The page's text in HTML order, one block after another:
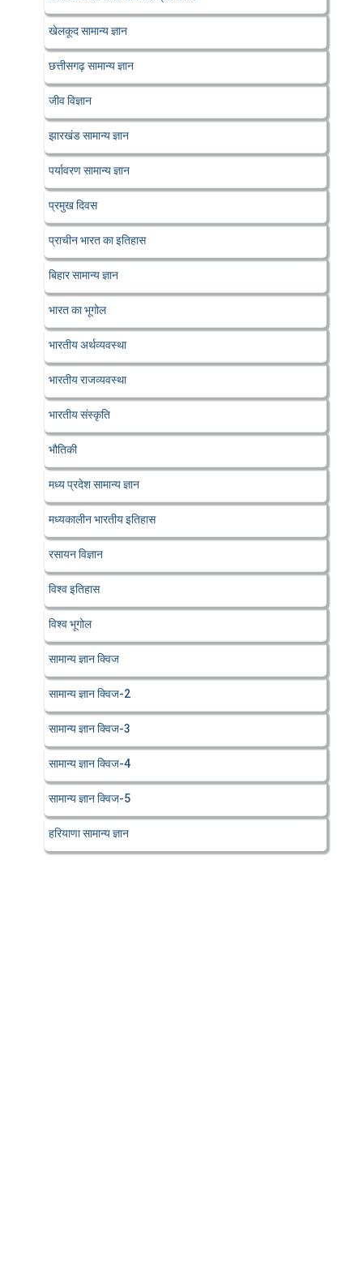
खेलकूद सामान्य ज्ञान
छत्तीसगढ़ सामान्य ज्ञान
जीव विज्ञान
झारखंड सामान्य ज्ञान
पर्यावरण सामान्य ज्ञान
प्रमुख दिवस
प्राचीन भारत का इतिहास
बिहार सामान्य ज्ञान
भारत का भूगोल
भारतीय अर्थव्यवस्था
भारतीय राजव्यवस्था
भारतीय संस्कृति
भौतिकी
मध्य प्रदेश सामान्य ज्ञान
मध्यकालीन भारतीय इतिहास
रसायन विज्ञान
विश्व इतिहास
विश्व भूगोल
सामान्य ज्ञान क्विज
सामान्य ज्ञान क्विज-2
सामान्य ज्ञान क्विज-3
सामान्य ज्ञान क्विज-4
सामान्य ज्ञान क्विज-5
हरियाणा सामान्य ज्ञान